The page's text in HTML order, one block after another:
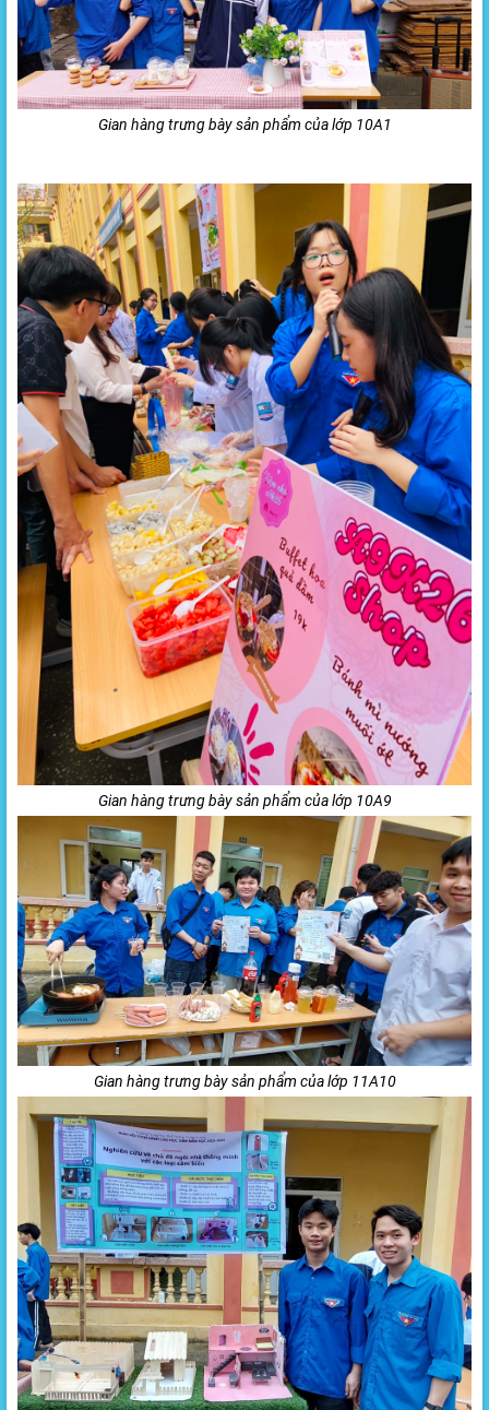
Gian hàng trưng bày sản phẩm của lớp 10A1
Gian hàng trưng bày sản phẩm của lớp 10A9
Gian hàng trưng bày sản phẩm của lớp 11A10